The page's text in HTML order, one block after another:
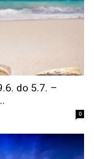
do 5.7. –
0